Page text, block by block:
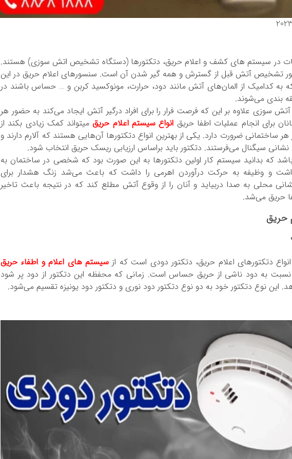
در سیستم های کشف و اعلام حریق، دتکتورها (دستگاه تشخیص اتش سوزی) هستند.
تشخیص آتش قبل از گسترش و همه گیر شدن آن است. سنسورهای اعلام حریق در این
به کدامیک از المان‌های آتش مانند دود، حرارت، مونوکسید کربن و … حساس باشند در
بندی می‌شوند.
سوزی علاوه بر این که فرصت فرار را برای افراد درگیر آتش ایجاد می‌کند به حضور هر
برای انجام عملیات اطفا حریق انواع سیستم اعلام حریقمیتواند کمک زیادی بکند از
ساختمانی ضرورت دارد. یکی از بهترین انواع دتکتورها آن‌هایی هستند که آلارم دارند و
سیگنال می‌فرستند. دتکتور باید براساس ارزیابی ریسک حریق انتخاب شود.
که بدانید سیستم کار اولین دتکتورها به این صورت بود که شخصی در ساختمان به
و وظیفه به حرکت درآوردن اهرمی را داشت که باعث می‌شد زنگ هشدار برای
محلی به صدا دربیاید و آنان را از وقوع آتش مطلع کند که در نتیجه باعث تاخیر
حریق می‌شد.
حریق
دتکتورهای اعلام حریق، دتکتور دودی است که ازسیستم های اعلام و اطفاء حریق
به دود ناشی از حریق حساس است. زمانی که محفظه این دتکتور از دود پر شود
این نوع دتکتور خود به دو نوع دتکتور دود نوری و دتکتور دود یونیزه تقسیم می‌شود.